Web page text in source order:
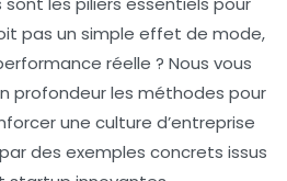
pas un simple effet de mode,
réelle ? Nous vous
profondeur les méthodes pour
une culture d’entreprise
des exemples concrets issus